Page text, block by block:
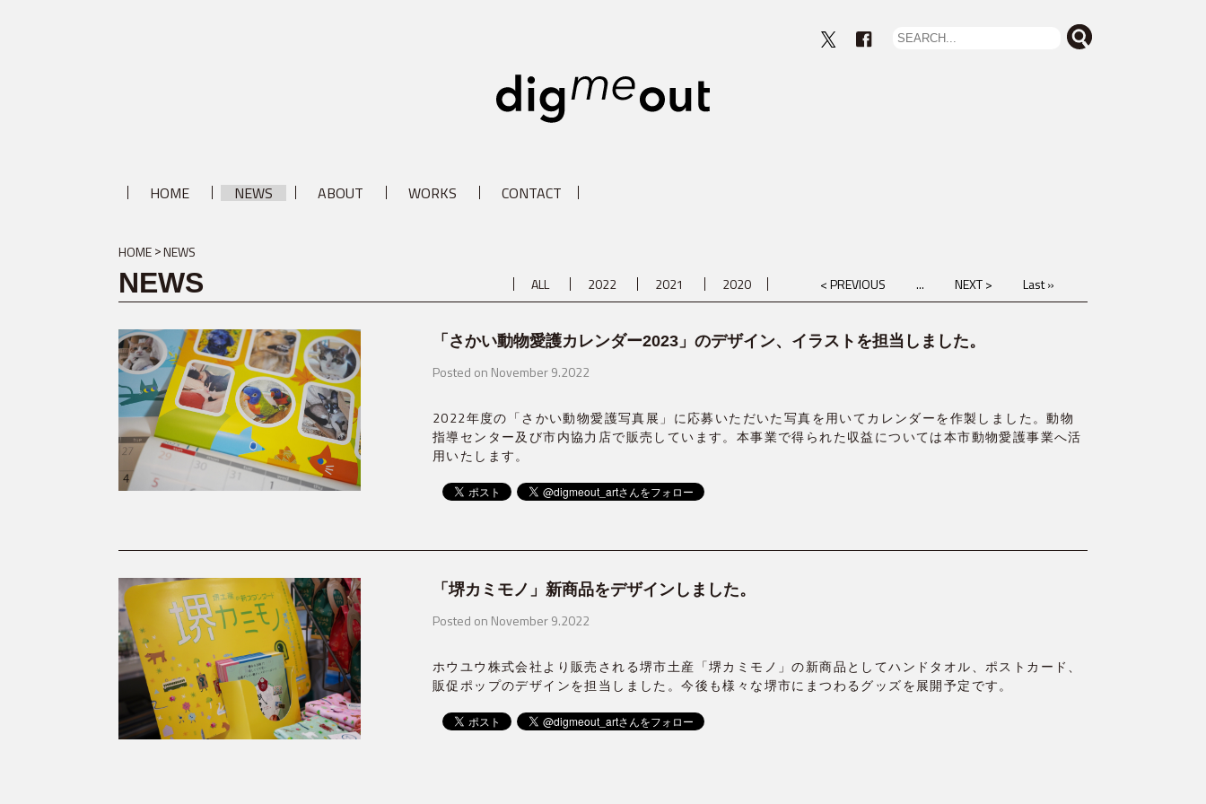
HOME NEWS ABOUT WORKS CONTACT
HOME NEWS
NEWS < PREVIOUS ... NEXT > Last »
ALL 2022 2021 2020
「さかい動物愛護カレンダー2023」のデザイン、イラストを担当しました。
Posted on November 9.2022
2022年度の「さかい動物愛護写真展」に応募いただいた写真を用いてカレンダーを作製しました。動物
指導センター及び市内協力店で販売しています。本事業で得られた収益については本市動物愛護事業へ活
用いたします。
「堺カミモノ」新商品をデザインしました。
Posted on November 9.2022
ホウユウ株式会社より販売される堺市土産「堺カミモノ」の新商品としてハンドタオル、ポストカード、
販促ポップのデザインを担当しました。今後も様々な堺市にまつわるグッズを展開予定です。